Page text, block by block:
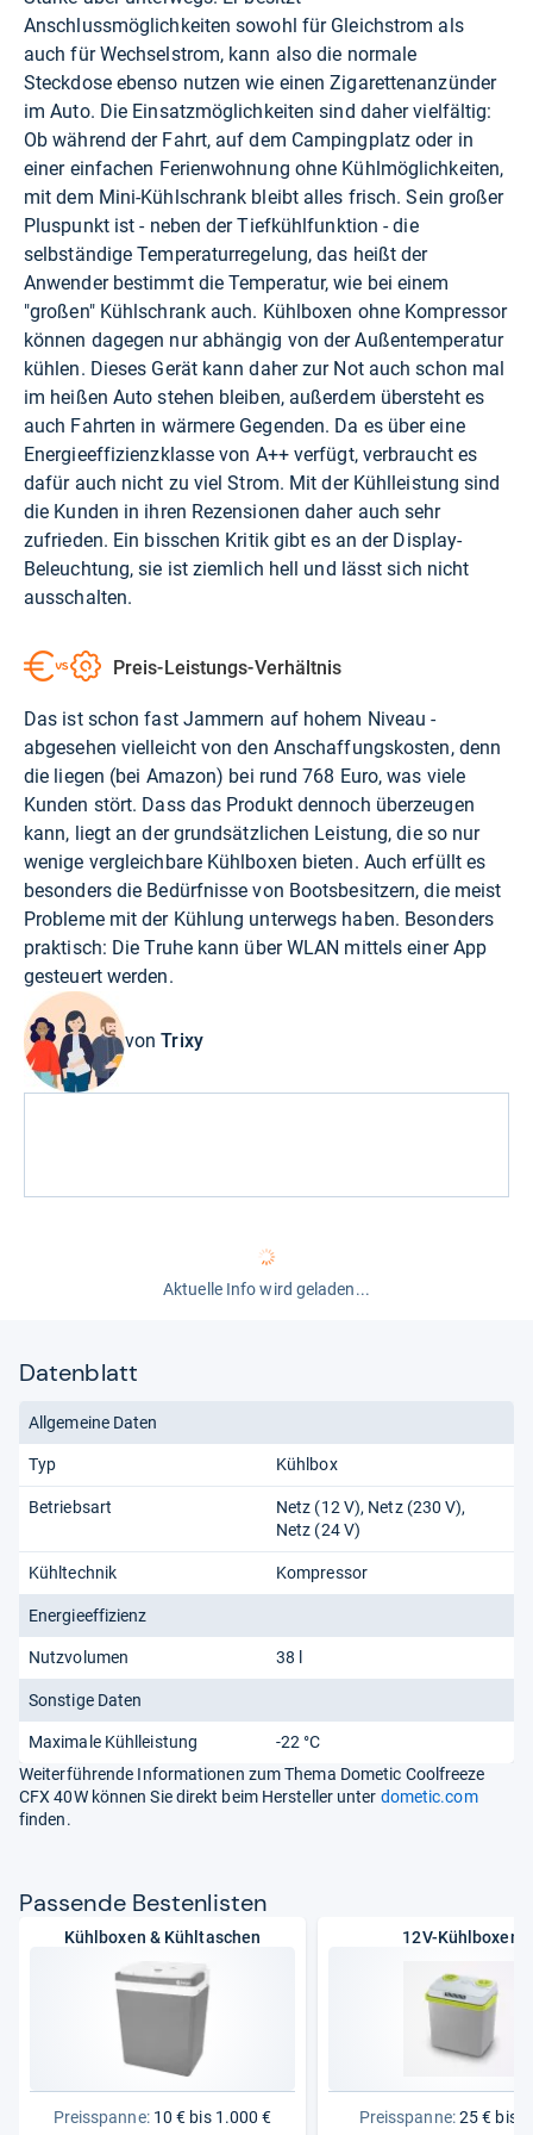
Anschlussmöglichkeiten sowohl für Gleichstrom als
auch für Wechselstrom, kann also die normale
Steckdose ebenso nutzen wie einen Zigarettenanzünder
im Auto. Die Einsatzmöglichkeiten sind daher vielfältig:
Ob während der Fahrt, auf dem Campingplatz oder in
einer einfachen Ferienwohnung ohne Kühlmöglichkeiten,
mit dem Mini-Kühlschrank bleibt alles frisch. Sein großer
Pluspunkt ist - neben der Tiefkühlfunktion - die
selbständige Temperaturregelung, das heißt der
Anwender bestimmt die Temperatur, wie bei einem
"großen" Kühlschrank auch. Kühlboxen ohne Kompressor
können dagegen nur abhängig von der Außentemperatur
kühlen. Dieses Gerät kann daher zur Not auch schon mal
im heißen Auto stehen bleiben, außerdem übersteht es
auch Fahrten in wärmere Gegenden. Da es über eine
Energieeffizienzklasse von A++ verfügt, verbraucht es
dafür auch nicht zu viel Strom. Mit der Kühlleistung sind
die Kunden in ihren Rezensionen daher auch sehr
zufrieden. Ein bisschen Kritik gibt es an der Display-
Beleuchtung, sie ist ziemlich hell und lässt sich nicht
ausschalten.
Preis-Leistungs-Verhältnis
Das ist schon fast Jammern auf hohem Niveau -
abgesehen vielleicht von den Anschaffungskosten, denn
die liegen (bei Amazon) bei rund 768 Euro, was viele
Kunden stört. Dass das Produkt dennoch überzeugen
kann, liegt an der grundsätzlichen Leistung, die so nur
wenige vergleichbare Kühlboxen bieten. Auch erfüllt es
besonders die Bedürfnisse von Bootsbesitzern, die meist
Probleme mit der Kühlung unterwegs haben. Besonders
praktisch: Die Truhe kann über WLAN mittels einer App
gesteuert werden.
vonTrixy
Aktuelle Info wird geladen...
Datenblatt
Allgemeine Daten
Typ Kühlbox
Betriebsart Netz (12 V) Netz (230 V)
Netz (24 V)
Kühltechnik Kompressor
Energieeffizienz
Nutzvolumen 38 l
Sonstige Daten
Maximale Kühlleistung
-22 °C
Weiterführende Informationen zum Thema Dometic Coolfreeze
CFX 40W können Sie direkt beim Hersteller unter dometic.com
finden.
Pas­sende Bes­ten­lis­ten
Kühlboxen & Kühltaschen
Preisspanne:10 € bis 1.000 €
12V-Kühlboxen
Preisspanne:25 € bis